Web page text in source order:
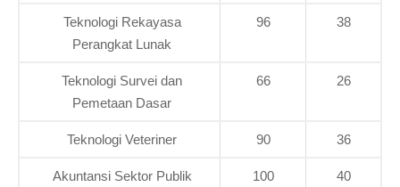
Teknologi Rekayasa
Perangkat Lunak
96 38
Teknologi Survei dan
Pemetaan Dasar
66 26
Teknologi Veteriner 90 36
Akuntansi Sektor Publik 100 40